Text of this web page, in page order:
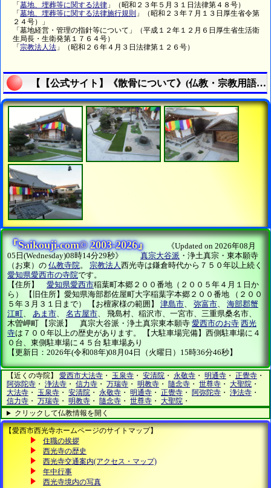
「 墓地、埋葬等に関する法律 」（昭和２３年５月３１日法律第４８号）
「 墓地、埋葬等に関する法律施行規則 」（昭和２３年７月１３日厚生省令第
２４号）」
「墓地経営・管理の指針等について」（平成１２年１２月６日厚生省生活衛
生局長・生衛発第１７６４号）
「 宗教法人法 」（昭和２６年４月３日法律第１２６号）
【【公式サイト】《散骨について》(仏教・宗教用語集)|真宗大谷派愛西市西光寺】の説明終了
『Saikouji.com© 2003-2026』
《Updated on 2026年08月
05日(Wednesday)08時14分29秒》 真宗大谷派 ・浄土真宗・東本願寺
（お東）の 仏教寺院。 宗教法人西光寺は鎌倉時代から７５０年以上続く
愛知県愛西市の寺院です。
【住所】 愛知県愛西市稲葉町本郷２００番地（２００５年４月１日か
ら） 【旧住所】愛知県海部郡佐屋町大字稲葉字本郷２００番地 （２００
５年３月３１日まで） 【お檀家様の範囲】 津島市、 弥富市、 海部郡蟹
江町、 あま市、 名古屋市、 飛島村、稲沢市、一宮市、三重県桑名市、
木曽岬町 【宗派】 真宗大谷派・浄土真宗東本願寺 愛西市のお寺 西光
寺は７００年以上の歴史があります。 【大駐車場完備】西側駐車場に４
０台、東側駐車場に４５台 駐車場あり
【更新日：2026年(令和08年)08月04日（火曜日）15時36分46秒】
【近くの寺院】 愛西市大法寺 ・ 玉泉寺 ・ 安清院 ・ 永敬寺 ・ 明通寺 ・ 正覺寺 ・
阿弥陀寺 ・ 浄法寺 ・ 信力寺 ・ 万瑞寺 ・ 明教寺 ・ 隨念寺 ・ 世尊寺 ・ 大聖院 ・
大法寺 ・ 玉泉寺 ・ 安清院 ・ 永敬寺 ・ 明通寺 ・ 正覺寺 ・ 阿弥陀寺 ・ 浄法寺 ・
信力寺 ・ 万瑞寺 ・ 明教寺 ・ 隨念寺 ・ 世尊寺 ・ 大聖院 ・
クリックして仏教情報を開く
【愛西市西光寺ホームページのサイトマップ】
住職の挨拶
西光寺の歴史
西光寺交通案内(アクセス・マップ)
年中行事
西光寺境内の写真